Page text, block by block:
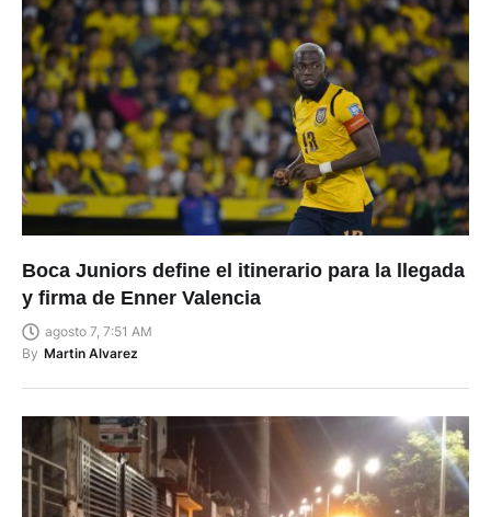
Boca Juniors define el itinerario para la llegada
y firma de Enner Valencia
agosto 7, 7:51 AM
By Martin Alvarez